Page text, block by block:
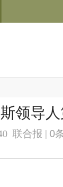
领导
联合报 | 0